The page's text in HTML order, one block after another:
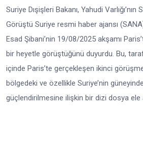
Suriye Dışişleri Bakanı, Yahudi
Görüştü Suriye resmi haber ajansı
Esad Şibani’nin 19/08/2025 akşamı
bir heyetle görüştüğünü duyurdu. Bu,
içinde Paris’te gerçekleşen ikinci
bölgedeki ve özellikle Suriye’nin
güçlendirilmesine ilişkin bir dizi dosya ele